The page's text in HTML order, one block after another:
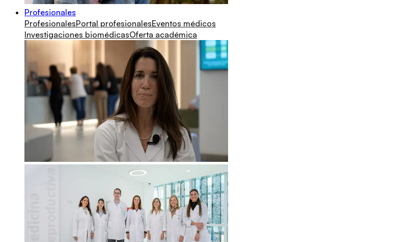
Profesionales
ProfesionalesPortal profesionalesEventos médicos
Investigaciones biomédicasOferta académica